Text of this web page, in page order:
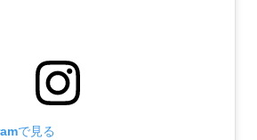
で見る